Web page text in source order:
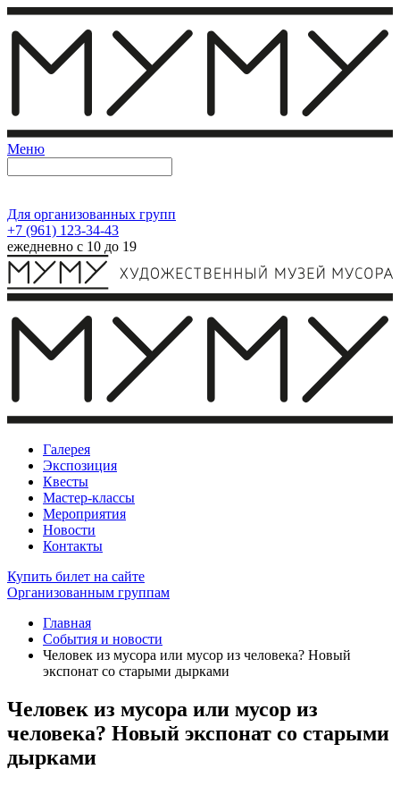
Меню
Для организованных групп
+7 (961) 123-34-43
ежедневно с 10 до 19
Галерея
Экспозиция
Квесты
Мастер-классы
Мероприятия
Новости
Контакты
Купить билет на сайте
Организованным группам
Главная
События и новости
Человек из мусора или мусор из человека? Новый
экспонат со старыми дырками
Человек из мусора или мусор из
человека? Новый экспонат со старыми
дырками